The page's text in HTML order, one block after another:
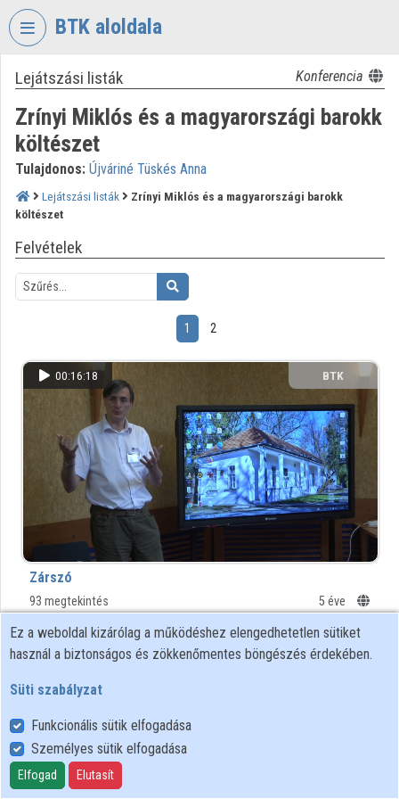
Fejléc kihagyása
BTK aloldala
VIDEOTORIUM
BÖLCSÉSZETTUDOMÁNYI
KUTATÓKÖZPONT
Bejelentkezés
Intézményi felfedezés
Kategóriák
Intézmények
Közreműködők
Lejátszási listák Konferencia
Zrínyi Miklós és a magyarországi barokk
költészet
Tulajdonos: Újváriné Tüskés Anna
Lejátszási listák
Zrínyi Miklós és a magyarországi barokk
költészet
Felvételek
1 2
00:16:18 BTK
Zárszó
93 megtekintés 5 éve
00:20:38 BTK
Ez a weboldal kizárólag a működéshez elengedhetetlen sütiket
használ a biztonságos és zökkenőmentes böngészés érdekében.
Süti szabályzat
Funkcionális sütik elfogadása
Személyes sütik elfogadása
Elfogad Elutasít